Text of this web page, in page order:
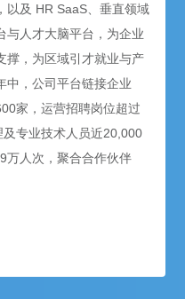
以及 HR SaaS、垂直领域
与人才大脑平台，为企业
撑，为区域引才就业与产
中，公司平台链接企业
家，运营招聘岗位超过
专业技术人员近20,000
万人次，聚合合作伙伴